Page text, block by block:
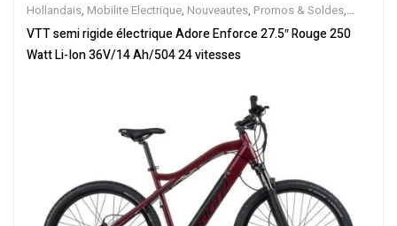
Hollandais, Mobilite Electrique, Nouveautes, Promos & Soldes,
Semi-Rigides,Vélo électrique ville,Velos Electriques,VTT
Électriques
VTT semi rigide électrique Adore Enforce 27.5″ Rouge 250
Watt Li-Ion 36V/14 Ah/504 24 vitesses